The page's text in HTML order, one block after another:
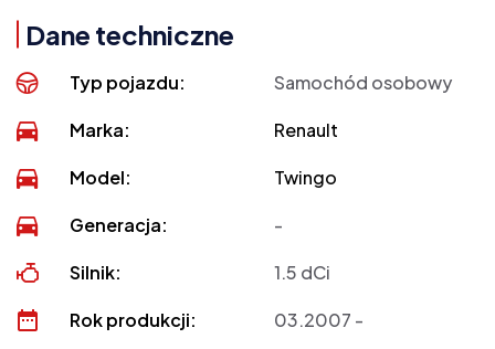
Dane techniczne
Typ pojazdu: Samochód osobowy
Marka: Renault
Model: Twingo
Generacja: -
Silnik: 1.5 dCi
Rok produkcji: 03.2007 -